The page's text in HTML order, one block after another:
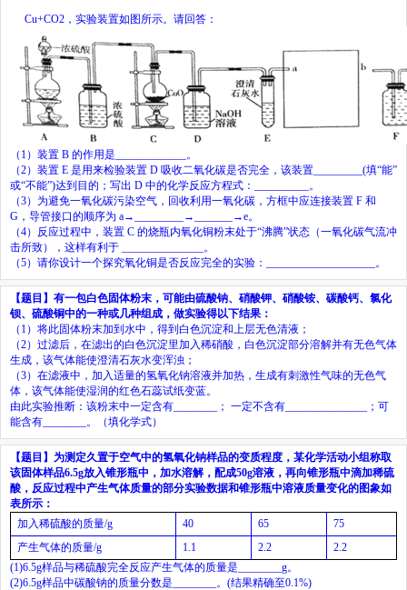
Cu+CO2 ，实验装置如图所示。请回答：
（ 1 ）装置 B 的作用是
。
（2）装置 E 是用来检验装置 D 吸收二氧化碳是否完全，该装置 (填“能”
或“不能”)达到目的；写出 D 中的化学反应方程式：
。
（3）为避免一氧化碳污染空气，回收利用一氧化碳，方框中应连接装置 F 和
G ，导管接口的顺序为 a→ → →e。
（4）反应过程中，装置 C 的烧瓶内氧化铜粉末处于“沸腾”状态（一氧化碳气流冲
击所致），这样有利于
。
（5）请你设计一个探究氧化铜是否反应完全的实验： 。
【题目】 有一包白色固体粉末，可能由硫酸钠、硝酸钾、硝酸铵、碳酸钙、氯化
钡、硫酸铜中的一种或几种组成，做实验得以下结果：
（ 1 ）将此固体粉末加到水中，得到白色沉淀和上层无色清液；
（2）过滤后，在滤出的白色沉淀里加入稀硝酸，白色沉淀部分溶解并有无色气体
生成，该气体能使澄清石灰水变浑浊；
（3）在滤液中，加入适量的氢氧化钠溶液并加热，生成有刺激性气味的无色气
体，该气体能使湿润的红色石蕊试纸变蓝。
由此实验推断：该粉末中一定含有
； 一定不含有
；可
能含有
。（填化学式）
【题目】 为测定久置于空气中的氢氧化钠样品的变质程度，某化学活动小组称取
该固体样品6.5g放入锥形瓶中，加水溶解，配成50g溶液，再向锥形瓶中滴加稀硫
酸，反应过程中产生气体质量的部分实验数据和锥形瓶中溶液质量变化的图象如
表所示：
加入稀硫酸的质量/g 40 65
75
产生气体的质量/g 1.1 2.2
2.2
(1)6.5g样品与稀硫酸完全反应产生气体的质量是 g。
(2)6.5g样品中碳酸钠的质量分数是 。 (结果精确至0.1%)